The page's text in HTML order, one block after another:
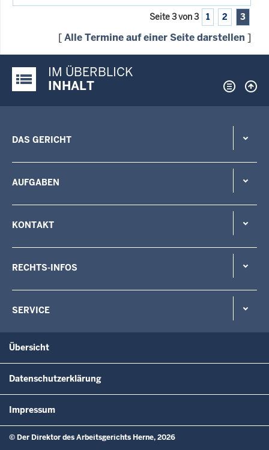
Seite 3 von 3 1 2 3
[Alle Termine auf einer Seite darstellen ]
Justiz-Portal im Überblick:
IM ÜBERBLICK
INHALT
DAS GERICHT
AUFGABEN
KONTAKT
RECHTS-INFOS
SERVICE
Übersicht
Datenschutzerklärung
Impressum
© Der Direktor des Arbeitsgerichts Herne, 2026